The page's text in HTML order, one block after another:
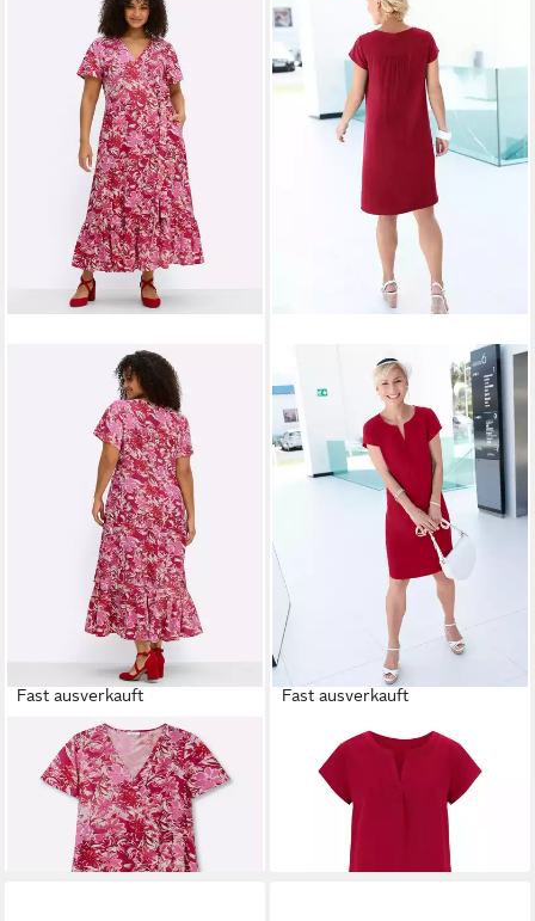
Fast ausverkauft
SHEEGO BY JOE BROWNS
Etuikleid Kleid Kurzarm
89,99 €
Fast ausverkauft
Etuikleid Kleid Kurzarm
ab 39,99 €